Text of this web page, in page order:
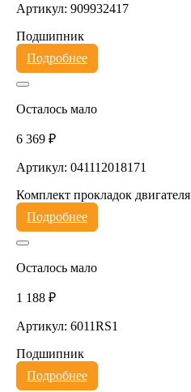
Артикул: 909932417
Подшипник
Подробнее
Осталось мало
6 369 ₽
Артикул: 041112018171
Комплект прокладок двигателя
Подробнее
Осталось мало
1 188 ₽
Артикул: 6011RS1
Подшипник
Подробнее